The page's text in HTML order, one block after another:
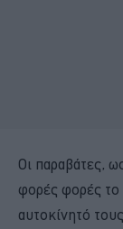
Οι παραβάτες,
φορές φορές
αυτοκίνητό